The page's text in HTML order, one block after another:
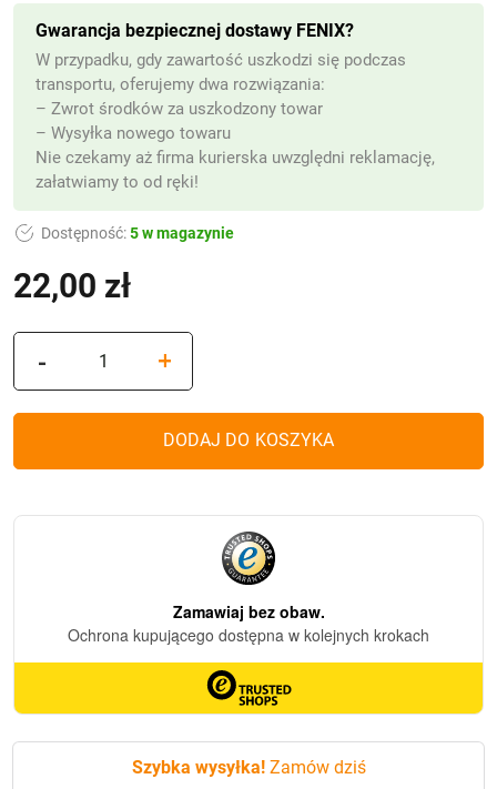
22,00 zł
Dostępność:5 w magazynie
Gwarancja bezpiecznej dostawy FENIX?
W przypadku, gdy zawartość uszkodzi się podczas
transportu, oferujemy dwa rozwiązania:
– Zwrot środków za uszkodzony towar
– Wysyłka nowego towaru
Nie czekamy aż firma kurierska uwzględni reklamację,
załatwiamy to od ręki!
Szybka wysyłka!Zamów dziś
-
Świeca
(12,5cm)
+
DODAJ DO KOSZYKA